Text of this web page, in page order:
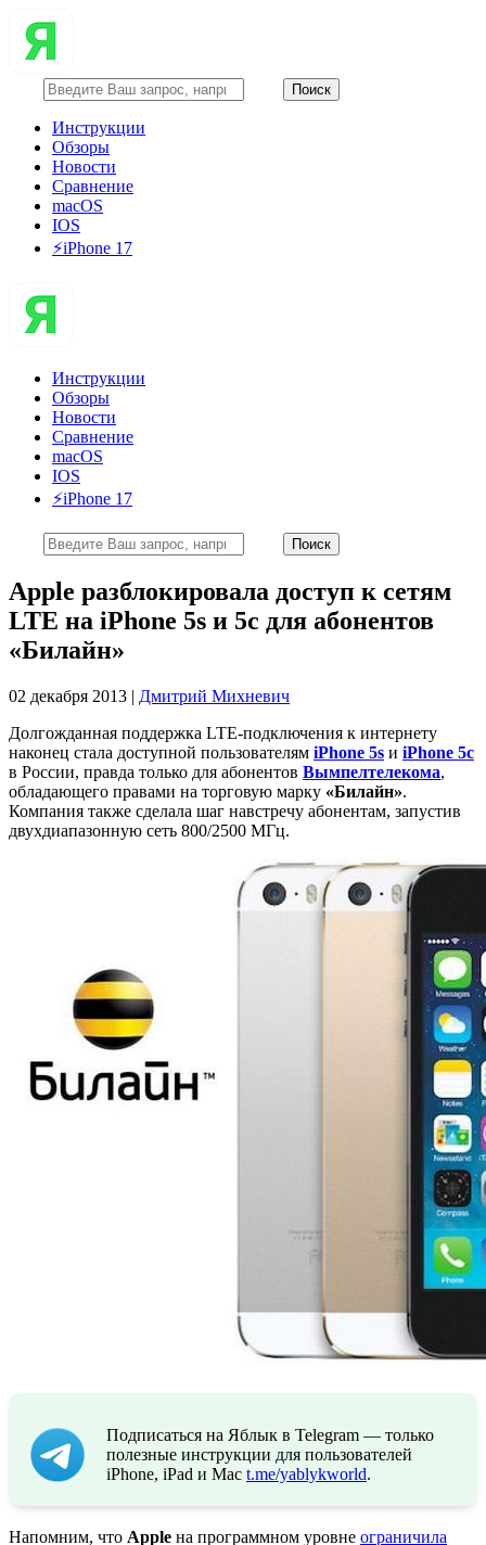
Инструкции
Обзоры
Новости
Сравнение
macOS
IOS
⚡️iPhone 17
Инструкции
Обзоры
Новости
Сравнение
macOS
IOS
⚡️iPhone 17
Apple разблокировала доступ к сетям
LTE на iPhone 5s и 5с для абонентов
«Билайн»
02 декабря 2013 | Дмитрий Михневич
Долгожданная поддержка LTE-подключения к интернету
наконец стала доступной пользователям iPhone 5s и iPhone 5c
в России, правда только для абонентов Вымпелтелекома,
обладающего правами на торговую марку «Билайн».
Компания также сделала шаг навстречу абонентам, запустив
двухдиапазонную сеть 800/2500 МГц.
Подписаться на Яблык в Telegram — только
полезные инструкции для пользователей
iPhone, iPad и Mac t.me/yablykworld.
Напомним, что Apple на программном уровне ограничила